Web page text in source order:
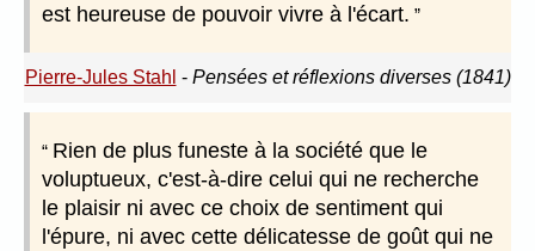
est heureuse de pouvoir vivre à l'écart.
Pierre-Jules Stahl - Pensées et réflexions diverses (1841)
Rien de plus funeste à la société que le
voluptueux, c'est-à-dire celui qui ne recherche
le plaisir ni avec ce choix de sentiment qui
l'épure, ni avec cette délicatesse de goût qui ne